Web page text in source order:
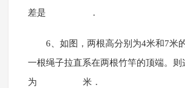
差是 ．
6、如图，两根高分别为4米和7米
一根绳子拉直系在两根竹竿的顶端。则
为 米．